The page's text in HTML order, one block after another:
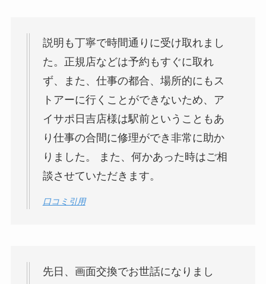
説明も丁寧で時間通りに受け取れまし
た。正規店などは予約もすぐに取れ
ず、また、仕事の都合、場所的にもス
トアーに行くことができないため、ア
イサポ日吉店様は駅前ということもあ
り仕事の合間に修理ができ非常に助か
りました。 また、何かあった時はご相
談させていただきます。
口コミ引用
先日、画面交換でお世話になりまし